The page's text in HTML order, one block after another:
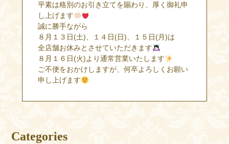
平素は格別のお引き立てを賜わり、厚く御礼申
し上げます
誠に勝手ながら
８月１３日(土)、１４日(日)、１５日(月)は
全店舗お休みとさせていただきます
８月１６日(火)より通常営業いたします
ご不便をおかけしますが、何卒よろしくお願い
申し上げます
Categories